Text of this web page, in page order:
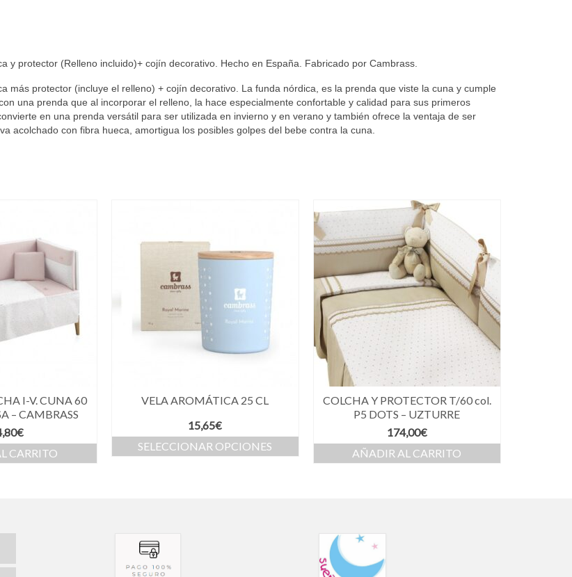
protector (Relleno incluido)+ cojín decorativo. Hecho en España. Fabricado por Cambrass.
más protector (incluye el relleno) + cojín decorativo. La funda nórdica, es la prenda que viste la cuna y cumple
una prenda que al incorporar el relleno, la hace especialmente confortable y calidad para sus primeros
en una prenda versátil para ser utilizada en invierno y en verano y también ofrece la ventaja de ser
acolchado con fibra hueca, amortigua los posibles golpes del bebe contra la cuna.
I-V. CUNA 60
– CAMBRASS
€
CARRITO
VELA AROMÁTICA 25 CL
15,65€
SELECCIONAR OPCIONES
COLCHA Y PROTECTOR T/60 col.
P5 DOTS – UZTURRE
174,00€
AÑADIR AL CARRITO